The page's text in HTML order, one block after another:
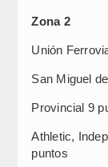
Zona 2
Unión
San Miguel
Provincial 9
Athletic,
puntos